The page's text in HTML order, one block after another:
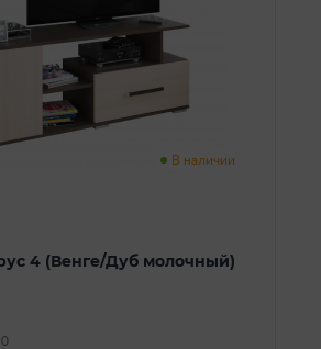
В наличии
4 (Венге/Дуб молочный)